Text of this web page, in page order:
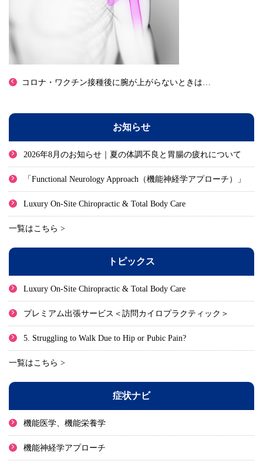
コロナ・ワクチン接種後に腕が上がらないときは…
お知らせ
2026年8月のお知らせ｜夏の体調不良と胃腸の疲れについて
「Functional Neurology Approach（機能神経学アプローチ）」
Luxury On-Site Chiropractic & Total Body Care
一覧はこちら >
トピックス
Luxury On-Site Chiropractic & Total Body Care
プレミアム出張サービス＜訪問カイロプラクティック＞
5. Struggling to Walk Due to Hip or Pubic Pain?
一覧はこちら >
症状ナビ
機能医学、機能栄養学
機能神経学アプローチ